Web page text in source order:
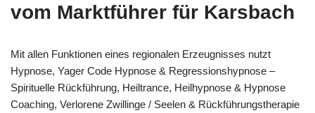
vom Marktführer für Karsbach
Mit allen Funktionen eines regionalen Erzeugnisses nutzt
Hypnose, Yager Code Hypnose & Regressionshypnose –
Spirituelle Rückführung, Heiltrance, Heilhypnose & Hypnose
Coaching, Verlorene Zwillinge / Seelen & Rückführungstherapie